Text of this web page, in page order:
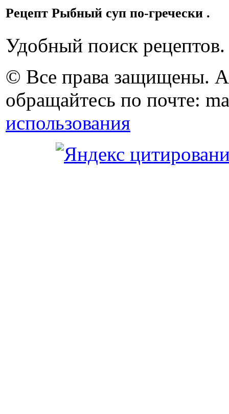
Рецепт Рыбный суп по-гречески .
Удобный поиск рецептов.
© Все права защищены.
обращайтесь по почте:
использования